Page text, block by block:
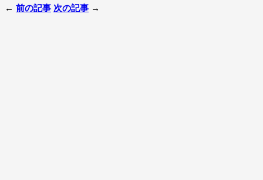
← 前の記事 次の記事 →